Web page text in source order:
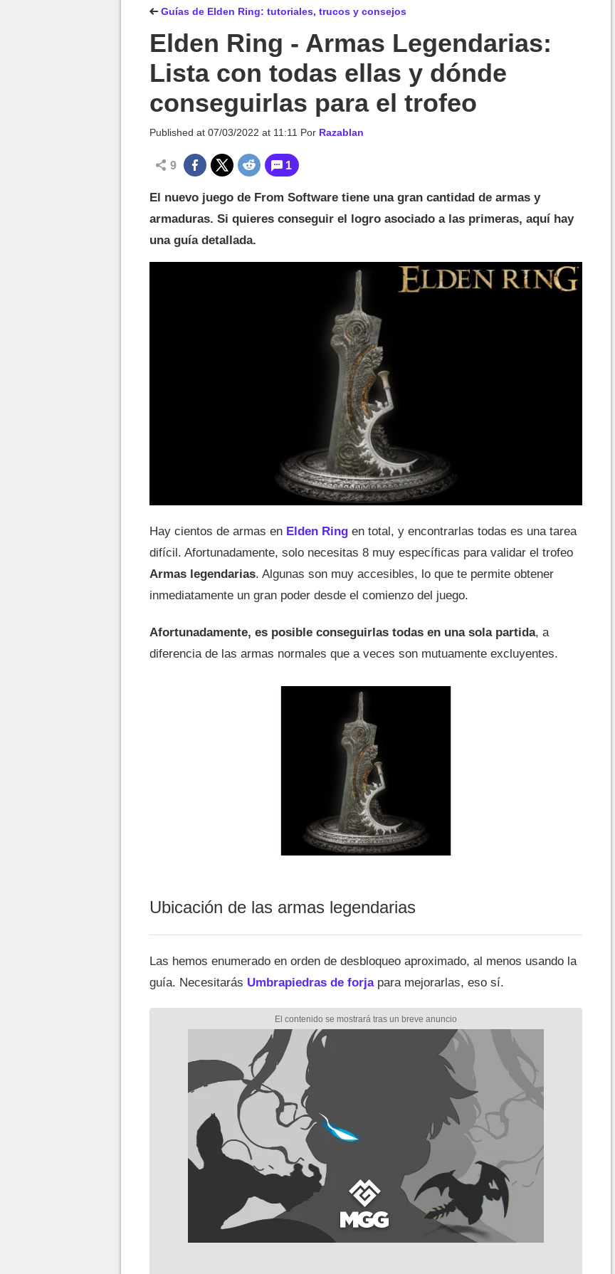
Guías de Elden Ring: tutoriales, trucos y consejos
Elden Ring - Armas Legendarias:
Lista con todas ellas y dónde
conseguirlas para el trofeo
Published at 07/03/2022 at 11:11 Por Razablan
9 1
El nuevo juego de From Software tiene una gran cantidad de armas y
armaduras. Si quieres conseguir el logro asociado a las primeras, aquí hay
una guía detallada.
Hay cientos de armas en Elden Ring en total, y encontrarlas todas es una tarea
difícil. Afortunadamente, solo necesitas 8 muy específicas para validar el trofeo
Armas legendarias. Algunas son muy accesibles, lo que te permite obtener
inmediatamente un gran poder desde el comienzo del juego.
Afortunadamente, es posible conseguirlas todas en una sola partida, a
diferencia de las armas normales que a veces son mutuamente excluyentes.
Ubicación de las armas legendarias
Las hemos enumerado en orden de desbloqueo aproximado, al menos usando la
guía. Necesitarás Umbrapiedras de forjapara mejorarlas, eso sí.